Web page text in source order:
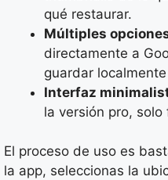
qué restaurar.
Múltiples
directamente a
guardar
Interfaz
la versión pro,
El proceso de uso es
la app, seleccionas la